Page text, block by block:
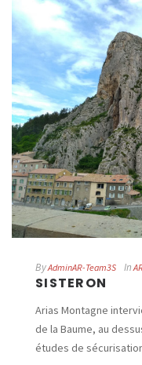
ByAdminAR-Team3S In
SISTERON
Arias Montagne
de la Baume, au
études de